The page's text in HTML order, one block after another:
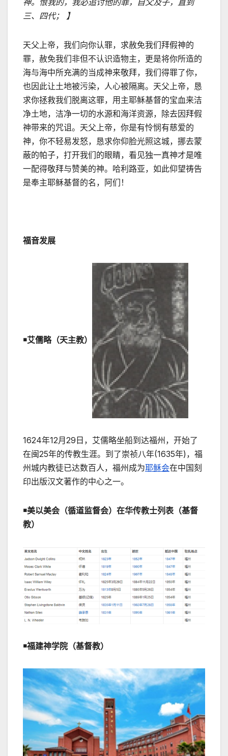
神。恨我的，我必追讨他的罪，自父及子，直到
三、四代； 】
天父上帝，我们向你认罪，求赦免我们拜假神的
罪，赦免我们非但不认识造物主，更是将你所造的
海与海中所充满的当成神来敬拜，我们得罪了你，
也因此让土地被污染，人心被隔离。天父上帝，恳
求你拯救我们脱离这罪，用主耶稣基督的宝血来洁
净土地，洁净一切的水源和海洋资源，除去因拜假
神带来的咒诅。天父上帝，你是有怜悯有慈爱的
神，你不轻易发怒，恳求你仰脸光照这城，挪去蒙
蔽的帕子，打开我们的眼睛，看见独一真神才是唯
一配得敬拜与赞美的神。哈利路亚，如此仰望祷告
是奉主耶稣基督的名，阿们！
福音发展
￭艾儒略（天主教）
1624年12月 29 日，艾儒略坐船到达福州，开始了
在闽25年的传教生涯。到了崇祯八年(1635年)，福
州城内教徒已达数百人，福州成为耶稣会在中国刻
印出版汉文著作的中心之一。
￭美以美会（循道监督会）在华传教士列表（基督
教）
￭福建神学院（基督教）